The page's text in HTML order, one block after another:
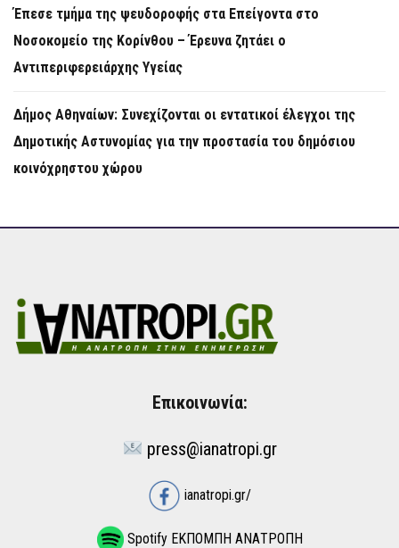
Έπεσε τμήμα της ψευδοροφής στα Επείγοντα στο
Νοσοκομείο της Κορίνθου – Έρευνα ζητάει ο
Αντιπεριφερειάρχης Υγείας
Δήμος Αθηναίων: Συνεχίζονται οι εντατικοί έλεγχοι της
Δημοτικής Αστυνομίας για την προστασία του δημόσιου
κοινόχρηστου χώρου
Επικοινωνία:
press@ianatropi.gr
ianatropi.gr/
Spotify ΕΚΠΟΜΠΗ ΑΝΑΤΡΟΠΗ